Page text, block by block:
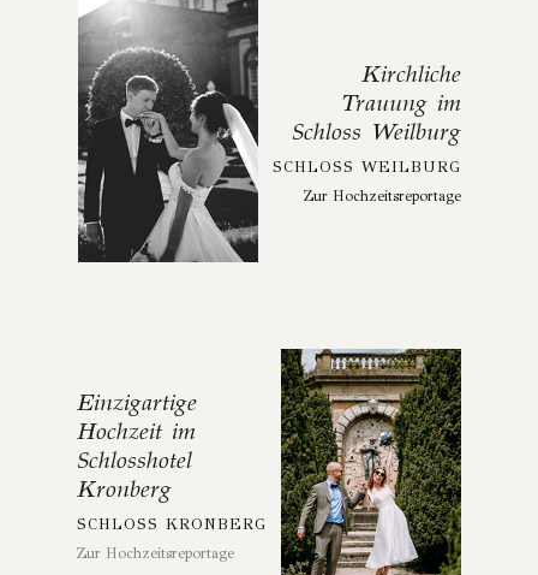
Kirchliche
Trauung im
Schloss Weilburg
SCHLOSS WEILBURG
Zur Hochzeitsreportage
Einzigartige
Hochzeit im
Schlosshotel
Kronberg
SCHLOSS KRONBERG
Zur Hochzeitsreportage